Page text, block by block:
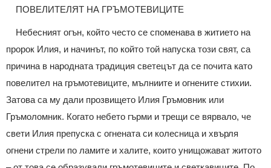
ПОВЕЛИТЕЛЯТ НА ГРЪМОТЕВИЦИТЕ
Небесният огън, който често се споменава в житието на
пророк Илия, и начинът, по който той напуска този свят, са
причина в народната традиция светецът да се почита като
повелител на гръмотевиците, мълниите и огнените стихии.
Затова са му дали прозвището Илия Гръмовник или
Гръмоломник. Когато небето гърми и трещи се вярвало, че
свети Илия препуска с огнената си колесница и хвърля
огнени стрели по ламите и халите, които унищожават житото